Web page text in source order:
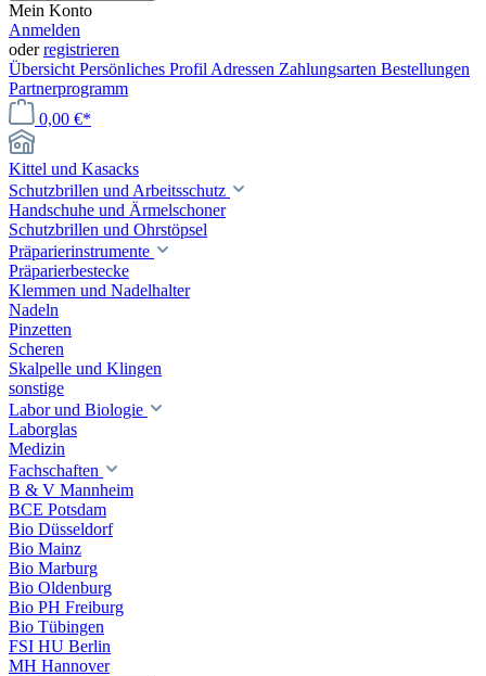
Mein Konto
Anmelden
oderregistrieren
Übersicht Persönliches Profil Adressen Zahlungsarten Bestellungen
Partnerprogramm
0,00 €*
Kittel und Kasacks
Schutzbrillen und Arbeitsschutz
Handschuhe und Ärmelschoner
Schutzbrillen und Ohrstöpsel
Präparierinstrumente
Präparierbestecke
Klemmen und Nadelhalter
Nadeln
Pinzetten
Scheren
Skalpelle und Klingen
sonstige
Labor und Biologie
Laborglas
Medizin
Fachschaften
B & V Mannheim
BCE Potsdam
Bio Düsseldorf
Bio Mainz
Bio Marburg
Bio Oldenburg
Bio PH Freiburg
Bio Tübingen
FSI HU Berlin
MH Hannover